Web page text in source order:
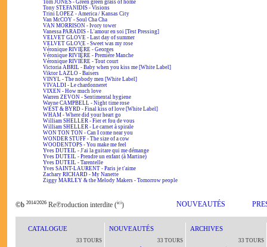
Tom JONES - Green green grass of home
Tony STEFANIDIS - Visions
Trini LOPEZ - America / Kansas City
Van McCOY - Soul Cha Cha
VAN MORRISON - Ivory tower
Vanessa PARADIS - L'amour en soi [Test Pressing]
VELVET GLOVE - Last day of summer
VELVET GLOVE - Sweet was my rose
Véronique RIVIÈRE - Georges
Véronique RIVIÈRE - Première Manche
Véronique RIVIÈRE - Tout court
Victoria ABRIL - Baby when you kiss me [White Label]
Viktor LAZLO - Baisers
VINYL - The nobody men [White Label]
VIVALDI - Le chardonneret
VIXEN - How much love
Warren ZEVON - Sentimental hygiene
Wayne CAMPBELL - Night time rose
WEST & BYRD - Final kiss of love [White Label]
WHAM - Where did your heart go
William SHELLER - Fier et fou de vous
William SHELLER - Le carnet à spirale
WON TON TON - Can I come near you
WONDER STUFF - The size of a cow
WOODENTOPS - You make me feel
Yves DUTEIL - J'ai la guitare qui me démange
Yves DUTEIL - Prendre un enfant (à Martine)
Yves DUTEIL - Tarentelle
Yves SAINT-LAURENT - Paris je t'aime
Zachary RICHARD - My Nanette
Ziggy MARLEY & the Melody Makers - Tomorrow people
©b 2014/2026 Re℗roduction interdite (ici) NOUVEAUTÉS
CATALOGUE
33 TOURS
NOUVEAUTÉS
33 TOURS
ARCHIVES
33 TOURS